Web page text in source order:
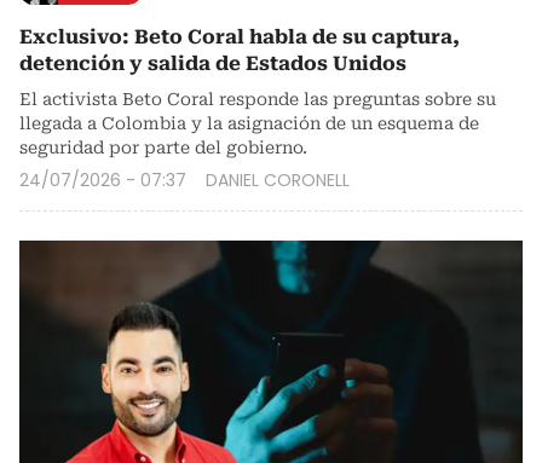
Exclusivo: Beto Coral habla de su captura,
detención y salida de Estados Unidos
El activista Beto Coral responde las preguntas sobre su
llegada a Colombia y la asignación de un esquema de
seguridad por parte del gobierno.
24/07/2026 - 07:37 DANIEL CORONELL